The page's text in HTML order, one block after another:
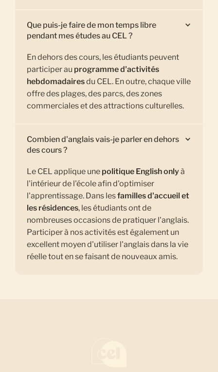
Que puis-je faire de mon temps libre
pendant mes études au CEL ?
En dehors des cours, les étudiants peuvent
participer au programme d'activités
hebdomadairesdu CEL. En outre, chaque ville
offre des plages, des parcs, des zones
commerciales et des attractions culturelles.
Combien d'anglais vais-je parler en dehors
des cours ?
Le CEL applique une politique English onlyà
l'intérieur de l'école afin d'optimiser
l'apprentissage. Dans lesfamilles d'accueil et
les résidences, les étudiants ont de
nombreuses occasions de pratiquer l'anglais.
Participer à nos activités est également un
excellent moyen d'utiliser l'anglais dans la vie
réelle tout en se faisant de nouveaux amis.